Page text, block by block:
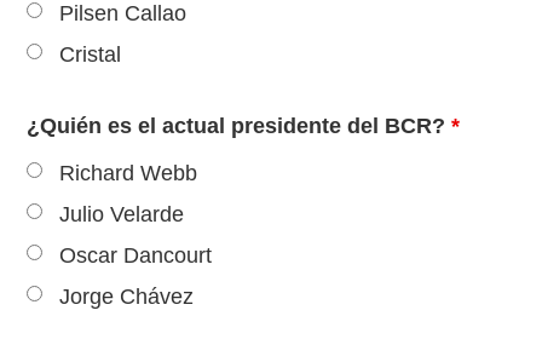
Pilsen Callao
Cristal
¿Quién es el actual presidente del BCR?*
Richard Webb
Julio Velarde
Oscar Dancourt
Jorge Chávez